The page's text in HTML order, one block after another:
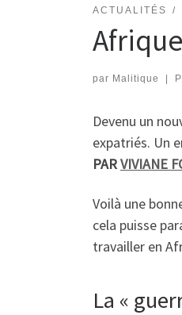
ACTUALITÉS
par Malitique
Devenu un
expatriés. Un
PARVIVIANE
Voilà une
cela puisse
travailler en
La «